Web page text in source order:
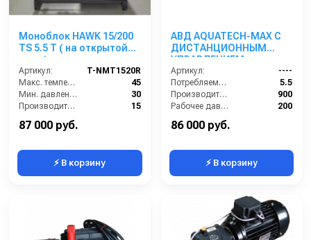
Моноблок HAWK 15/200
TS 5.5 T ( на открытой
раме)
Артикул:
T-NMT1520R
Макс. температура воды (°C):
45
Мин. давление (бар):
30
Производительность (л/мин):
15
Производительность (л/ч):
87 000 руб.
⚡ В корзину
АВД AQUATECH-MAX С
ДИСТАНЦИОННЫМ
УПРАВЛЕНИЕМ
Артикул:
----
Потребляемая мощность (кВт):
5.5
Производительность (л/ч):
900
Рабочее давление (бар):
200
Мощность (кВт):
86 000 руб.
⚡ В корзину